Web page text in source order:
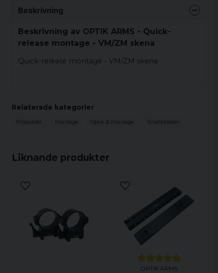
Liknande produkter
OPTIK ARMS
Beskrivning
Beskrivning av OPTIK ARMS - Quick-
release montage - VM/ZM skena
Quick-release montage - VM/ZM skena
Relaterade kategorier
Produkter Montage Optik & Montage Snabbfästen